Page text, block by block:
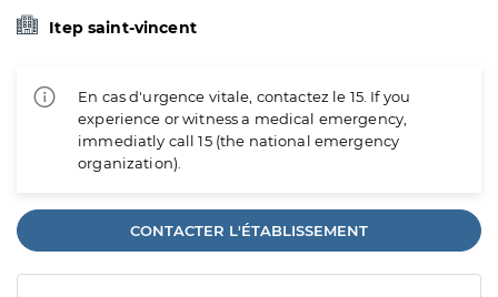
Itep saint-vincent
En cas d'urgence vitale, contactez le 15. If you
experience or witness a medical emergency,
immediatly call 15 (the national emergency
organization).
CONTACTER L'ÉTABLISSEMENT